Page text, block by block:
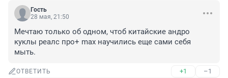
Гость
28 мая, 21:50
Мечтаю только об одном, чтоб китайские андро
куклы реалс про+ max научились еще сами себя
мыть.
ОТВЕТИТЬ +1 –1